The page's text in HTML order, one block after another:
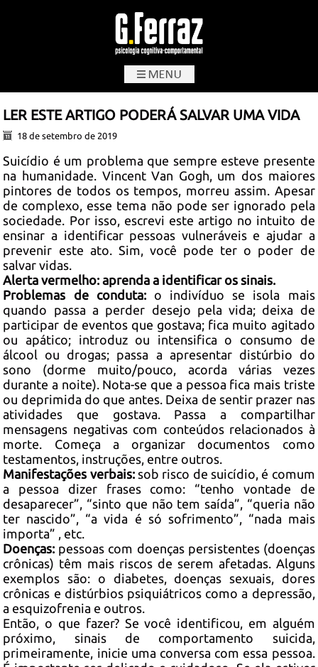
G.Ferraz
LER ESTE ARTIGO PODERÁ SALVAR UMA VIDA
18 de setembro de 2019
Suicídio é um problema que sempre esteve presente
na humanidade. Vincent Van Gogh, um dos maiores
pintores de todos os tempos, morreu assim. Apesar
de complexo, esse tema não pode ser ignorado pela
sociedade. Por isso, escrevi este artigo no intuito de
ensinar a identificar pessoas vulneráveis e ajudar a
prevenir este ato. Sim, você pode ter o poder de
salvar vidas.
Alerta vermelho: aprenda a identificar os sinais.
Problemas de conduta:o indivíduo se isola mais
quando passa a perder desejo pela vida; deixa de
participar de eventos que gostava; fica muito agitado
ou apático; introduz ou intensifica o consumo de
álcool ou drogas; passa a apresentar distúrbio do
sono (dorme muito/pouco, acorda várias vezes
durante a noite). Nota-se que a pessoa fica mais triste
ou deprimida do que antes. Deixa de sentir prazer nas
atividades que gostava. Passa a compartilhar
mensagens negativas com conteúdos relacionados à
morte. Começa a organizar documentos como
testamentos, instruções, entre outros.
Manifestações verbais: sob risco de suicídio, é comum
a pessoa dizer frases como: “tenho vontade de
desaparecer”, “sinto que não tem saída”, “queria não
ter nascido”, “a vida é só sofrimento”, “nada mais
importa” , etc.
Doenças: pessoas com doenças persistentes (doenças
crônicas) têm mais riscos de serem afetadas. Alguns
exemplos são: o diabetes, doenças sexuais, dores
crônicas e distúrbios psiquiátricos como a depressão,
a esquizofrenia e outros.
Então, o que fazer? Se você identificou, em alguém
próximo, sinais de comportamento suicida,
primeiramente, inicie uma conversa com essa pessoa.